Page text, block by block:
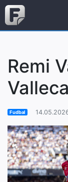
Remi
Fudbal